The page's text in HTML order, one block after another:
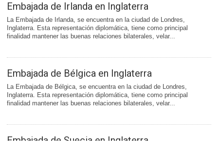
Embajada de Irlanda en Inglaterra
La Embajada de Irlanda, se encuentra en la ciudad de Londres,
Inglaterra. Esta representación diplomática, tiene como principal
finalidad mantener las buenas relaciones bilaterales, velar...
Embajada de Bélgica en Inglaterra
La Embajada de Bélgica, se encuentra en la ciudad de Londres,
Inglaterra. Esta representación diplomática, tiene como principal
finalidad mantener las buenas relaciones bilaterales, velar...
Embajada de Suecia en Inglaterra